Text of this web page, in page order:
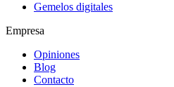
Gemelos digitales
Empresa
Opiniones
Blog
Contacto